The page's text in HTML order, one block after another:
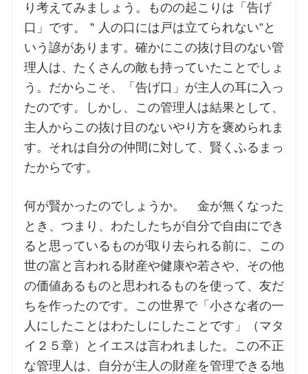
り考えてみましょう。ものの起こりは「告げ
口」です。＂人の口には戸は立てられない”と
いう諺があります。確かにこの抜け目のない管
理人は、たくさんの敵も持っていたことでしょ
う。だからこそ、「告げ口」が主人の耳に入っ
たのです。しかし、この管理人は結果として、
主人からこの抜け目のないやり方を褒められま
す。それは自分の仲間に対して、賢くふるまっ
たからです。
何が賢かったのでしょうか。 金が無くなった
とき、つまり、わたしたちが自分で自由にでき
ると思っているものが取り去られる前に、この
世の富と言われる財産や健康や若さや、その他
の価値あるものと思われるものを使って、友だ
ちを作ったのです。この世界で「小さな者の一
人にしたことはわたしにしたことです」（マタ
イ２５章）とイエスは言われました。この不正
な管理人は、自分が主人の財産を管理できる地